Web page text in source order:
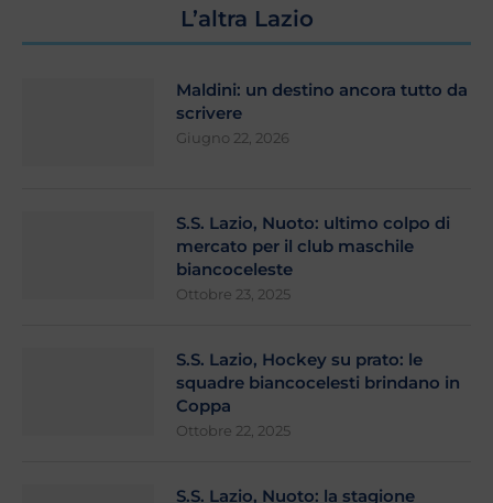
L’altra Lazio
Maldini: un destino ancora tutto da
scrivere
Giugno 22, 2026
S.S. Lazio, Nuoto: ultimo colpo di
mercato per il club maschile
biancoceleste
Ottobre 23, 2025
S.S. Lazio, Hockey su prato: le
squadre biancocelesti brindano in
Coppa
Ottobre 22, 2025
S.S. Lazio, Nuoto: la stagione